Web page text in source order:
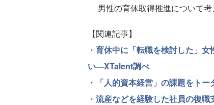
男性の育休取得推進について
【関連記事】
・ 育休中に「転職を検討した」
い—XTalent調べ
・
「人的資本経営」の課題を
・ 流産などを経験した社員の復